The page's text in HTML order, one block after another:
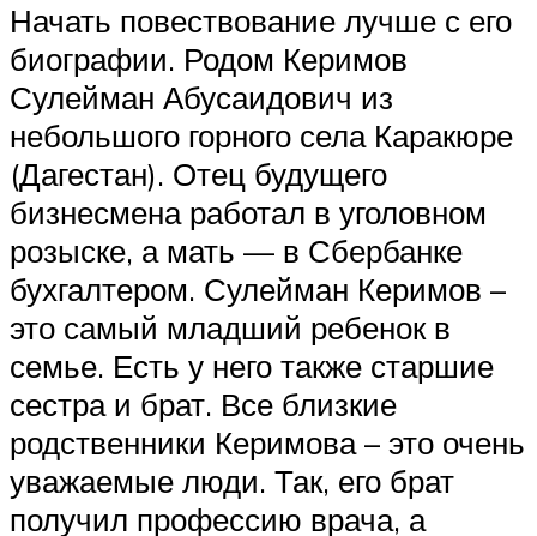
Начать повествование лучше с его
биографии. Родом Керимов
Сулейман Абусаидович из
небольшого горного села Каракюре
(Дагестан). Отец будущего
бизнесмена работал в уголовном
розыске, а мать — в Сбербанке
бухгалтером. Сулейман Керимов –
это самый младший ребенок в
семье. Есть у него также старшие
сестра и брат. Все близкие
родственники Керимова – это очень
уважаемые люди. Так, его брат
получил профессию врача, а